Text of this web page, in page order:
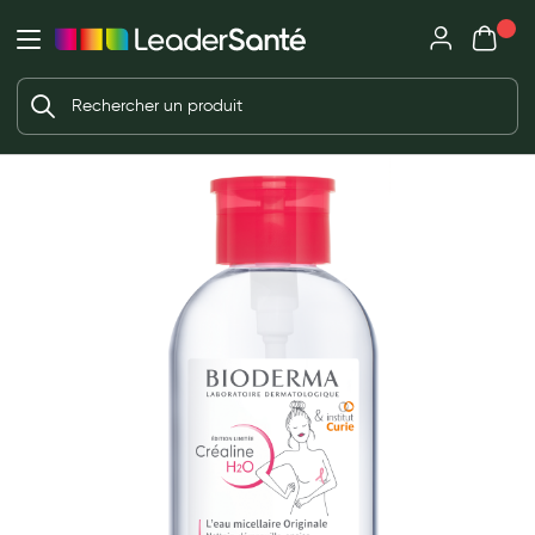
Ma Pharmacie LeaderSanté
Ouvrir l'application
Ouvrir
Mot de passe oublié ?
Créer un compte
Mon
Votre panier est vide
Beauté et soin
Dentifrices et bains de bouche
Brosses à dents et accessoires dentaires